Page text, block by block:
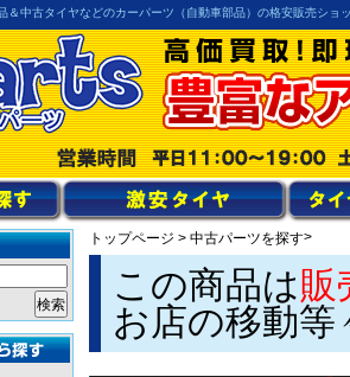
＆中古タイヤなどのカーパーツ（自動車部品）の格安販売ショ
トップページ > 中古パーツを探す>
この商品は販
お店の移動